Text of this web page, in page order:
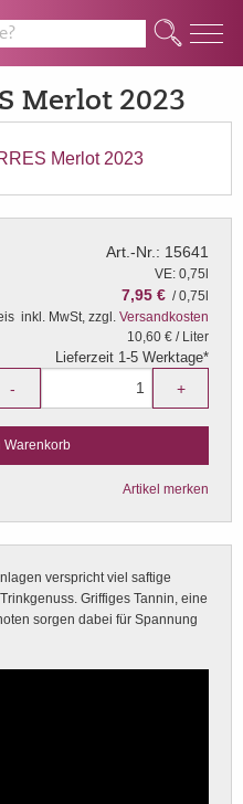
Q
Merlot 2023
Art.-Nr.: 15641
VE: 0,75l
7,95 € / 0,75l
inkl. MwSt, zzgl. Versandkosten
10,60 € / Liter
Lieferzeit 1-5 Werktage*
- +
Warenkorb
Artikel merken
verspricht viel saftige
Griffiges Tannin, eine
sorgen dabei für Spannung